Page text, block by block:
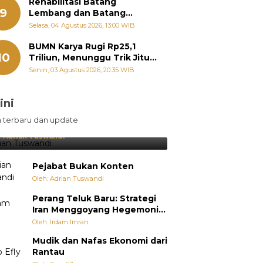
9
Lembang dan Batang
Gawan Segera Dimulai, Zigo
Berjalan
Selasa, 04 Agustus 2026, 13:00 WIB
BUMN Karya Rugi Rp25,1
Triliun, Menunggu Trik Jitu
Bos Danantara
Senin, 03 Agustus 2026, 20:35 WIB
terbaru dan update
Selalu Punya Cara Membuat
Adrian Tuswandi
Pejabat Bukan Konten
Oleh: Adrian Tuswandi
Perang Teluk Baru: Strategi
Iran Menggoyang Hegemoni
AS dari Dalam
Oleh: Irdam Imran
Mudik dan Nafas Ekonomi dari
Rantau